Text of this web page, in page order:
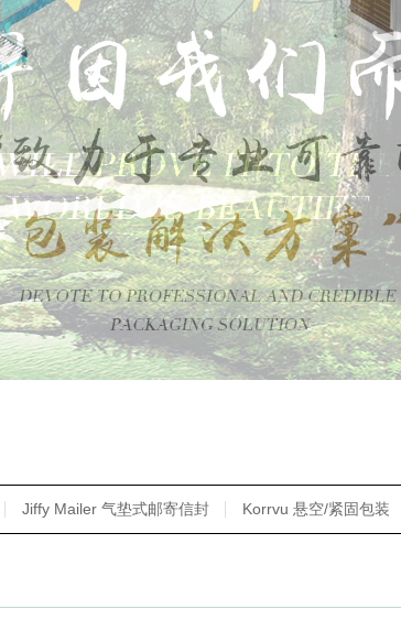
Jiffy Mailer 气垫式邮寄信封 Korrvu 悬空/紧固包装